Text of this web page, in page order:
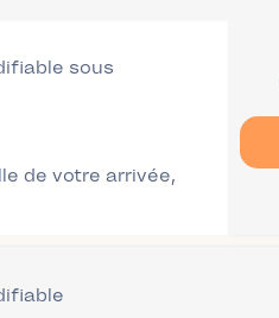
sous
de votre arrivée,